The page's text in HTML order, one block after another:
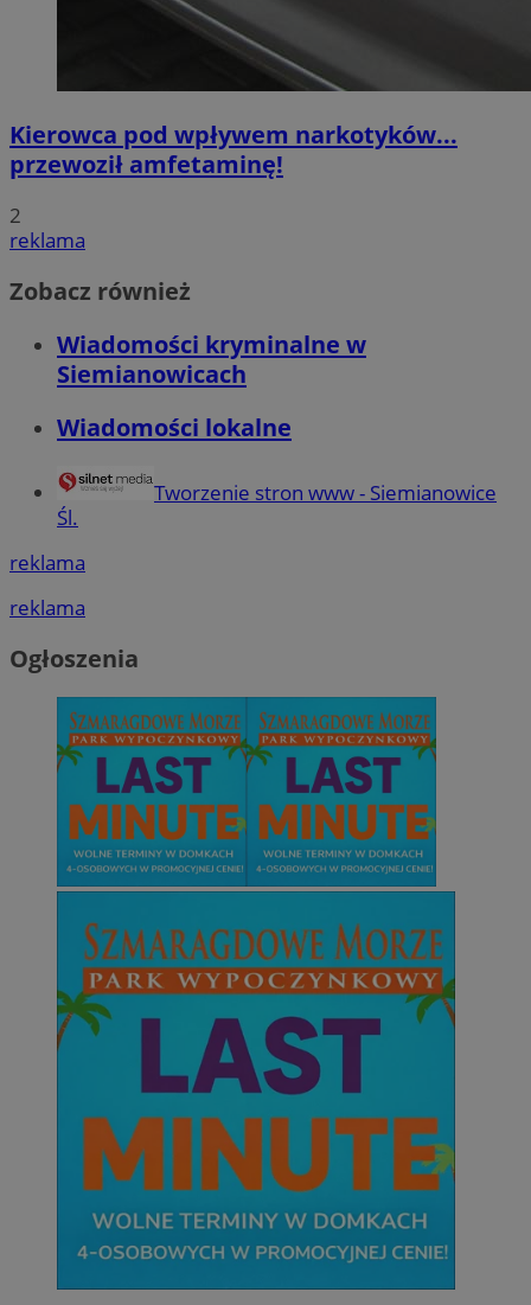
Kierowca pod wpływem narkotyków...
przewoził amfetaminę!
2
reklama
Zobacz również
Wiadomości kryminalne w
Siemianowicach
Wiadomości lokalne
Tworzenie stron www - Siemianowice
Śl.
reklama
reklama
Ogłoszenia